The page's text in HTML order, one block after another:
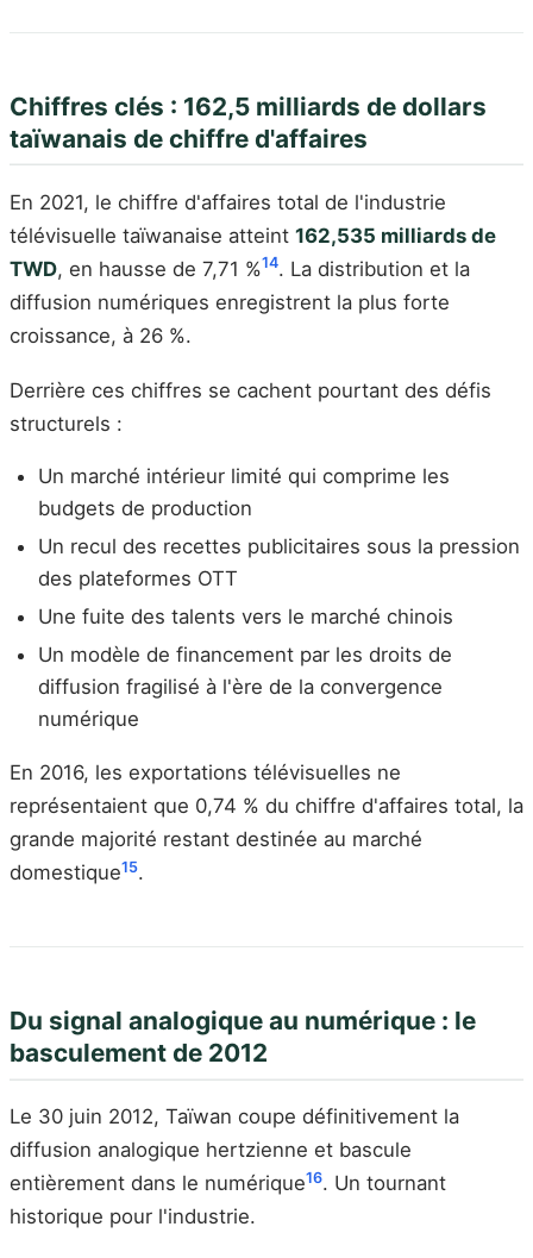
Chiffres clés : 162,5 milliards de dollars
taïwanais de chiffre d'affaires
En 2021, le chiffre d'affaires total de l'industrie
télévisuelle taïwanaise atteint 162,535 milliards de
TWD, en hausse de 7,71 %14. La distribution et la
diffusion numériques enregistrent la plus forte
croissance, à 26 %.
Derrière ces chiffres se cachent pourtant des défis
structurels :
Un marché intérieur limité qui comprime les
budgets de production
Un recul des recettes publicitaires sous la pression
des plateformes OTT
Une fuite des talents vers le marché chinois
Un modèle de financement par les droits de
diffusion fragilisé à l'ère de la convergence
numérique
En 2016, les exportations télévisuelles ne
représentaient que 0,74 % du chiffre d'affaires total, la
grande majorité restant destinée au marché
domestique15.
Du signal analogique au numérique : le
basculement de 2012
Le 30 juin 2012, Taïwan coupe définitivement la
diffusion analogique hertzienne et bascule
entièrement dans le numérique16. Un tournant
historique pour l'industrie.